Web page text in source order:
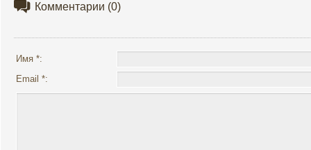
Комментарии (0)
Имя *:
Email *: